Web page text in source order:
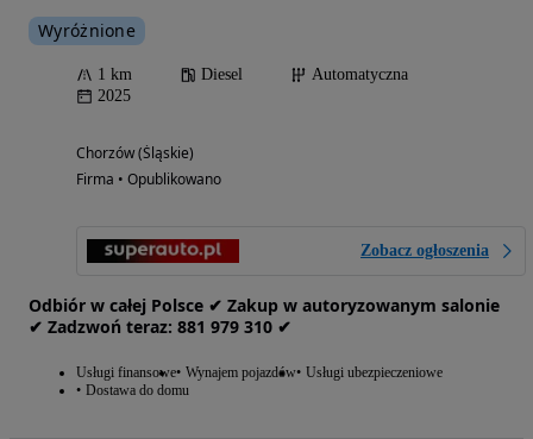
Wyróżnione
1 km Diesel
Automatyczna
2025
Chorzów (Śląskie)
Firma • Opublikowano
Zobacz ogłoszenia
Odbiór w całej Polsce ✔ Zakup w autoryzowanym salonie
✔ Zadzwoń‎ t‎eraz: ‎881‎ 979‎ 310 ✔
Usługi finansowe Wynajem pojazdów Usługi ubezpieczeniowe
Dostawa do domu